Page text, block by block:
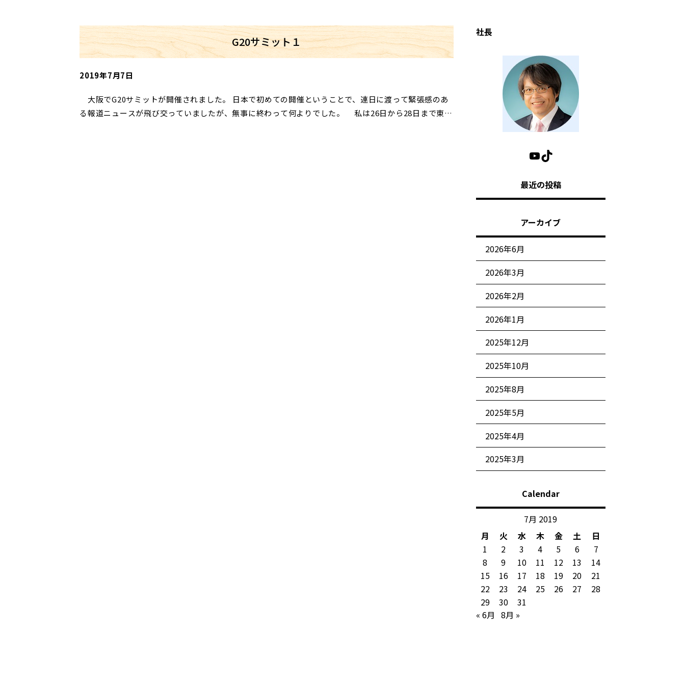
G20サミット１
2019年7月7日
大阪でG20サミットが開催されました。 日本で初めての開催ということで、連日に渡って緊張感のあ
る報道ニュースが飛び交っていましたが、無事に終わって何よりでした。 私は26日から28日まで東京
社長
最近の投稿
アーカイブ
2026年6月
2026年3月
2026年2月
2026年1月
2025年12月
2025年10月
2025年8月
2025年5月
2025年4月
2025年3月
Calendar
7月 2019
月
火 水 木 金 土
日
1
2 3 4 5 6
7
8
9 10 11 12 13
14
15
16 17 18 19 20
21
22
23 24 25 26 27
28
29
30
31
« 6月 8月 »